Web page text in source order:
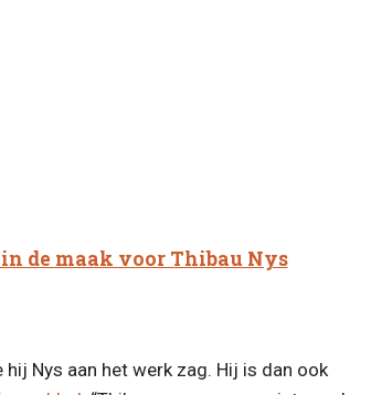
de maak voor Thibau Nys
Nys aan het werk zag. Hij is dan ook